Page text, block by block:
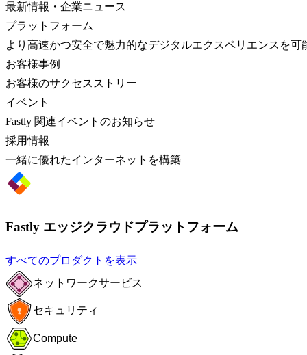
最新情報・企業ニュース
プラットフォーム
より高速かつ安全で魅力的なデジタルエクスペリエンスを可
お客様事例
お客様のサクセスストリー
イベント
Fastly 関連イベントのお知らせ
採用情報
一緒に優れたインターネットを構築
Fastly エッジクラウドプラットフォーム
すべてのプロダクトを表示
ネットワークサービス
セキュリティ
Compute